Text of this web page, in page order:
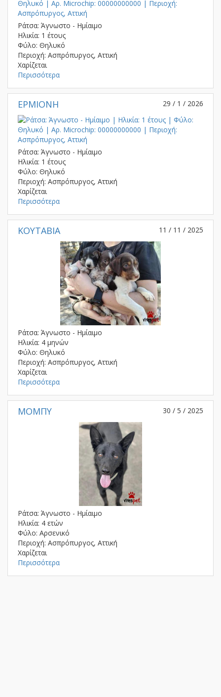
Ράτσα: Άγνωστο - Ημίαιμο
Ηλικία: 1 έτους
Φύλο: Θηλυκό
Περιοχή: Ασπρόπυργος, Αττική
Χαρίζεται
Περισσότερα
ΕΡΜΙΟΝΗ 29 / 1 / 2026
Ράτσα: Άγνωστο - Ημίαιμο
Ηλικία: 1 έτους
Φύλο: Θηλυκό
Περιοχή: Ασπρόπυργος, Αττική
Χαρίζεται
Περισσότερα
KOYTABIA 11 / 11 / 2025
Ράτσα: Άγνωστο - Ημίαιμο
Ηλικία: 4 μηνών
Φύλο: Θηλυκό
Περιοχή: Ασπρόπυργος, Αττική
Χαρίζεται
Περισσότερα
ΜΟΜΠΥ 30 / 5 / 2025
Ράτσα: Άγνωστο - Ημίαιμο
Ηλικία: 4 ετών
Φύλο: Αρσενικό
Περιοχή: Ασπρόπυργος, Αττική
Χαρίζεται
Περισσότερα